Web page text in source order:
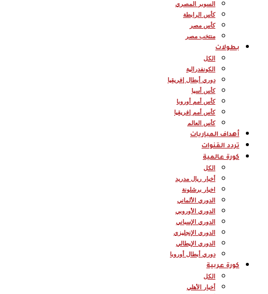
السوبر المصري
كأس الرابطة
كأس مصر
منتخب مصر
بطولات
الكل
الكونفدرالية
دوري أبطال إفريقيا
كأس أسيا
كأس أمم أوروبا
كأس أمم إفريقيا
كأس العالم
أهداف المباريات
تردد القنوات
كورة عالمية
الكل
أخبار ريال مدريد
اخبار برشلونة
الدوري الألماني
الدوري الأوروبي
الدوري الإسباني
الدوري الإنجليزي
الدوري الإيطالي
دوري أبطال أوروبا
كورة عربية
الكل
أخبار الأهلي